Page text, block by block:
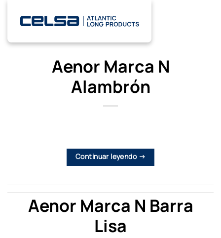
contenido
Aenor Marca N
Alambrón
Continuar leyendo →
Aenor Marca N Barra
Lisa